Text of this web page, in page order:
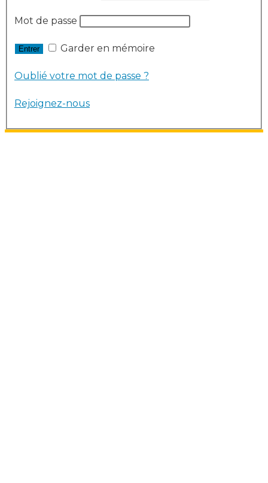
Mot de passe
Garder en mémoire
Oublié votre mot de passe ?
Rejoignez-nous